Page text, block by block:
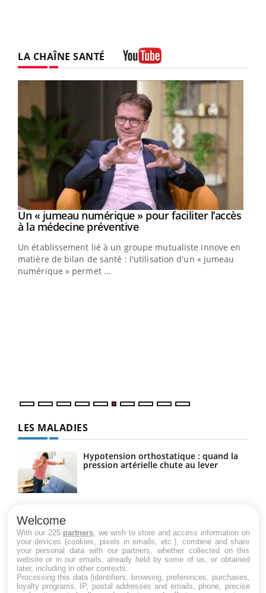
LA CHAÎNE SANTÉ
Youtube
Un « jumeau numérique » pour faciliter l’accès
à la médecine préventiveYoutube
Un établissement lié à un groupe mutualiste innove en
matière de bilan de santé : l'utilisation d'un « jumeau
numérique » permet ...
LES MALADIES
Hypotension orthostatique : quand la
pression artérielle chute au lever
Maladie de Charcot (Sclérose latérale
amyotrophique)
Welcome
With our 225 partners , we wish to store and access information on
your devices (cookies, pixels in emails, etc.), combine and share
your personal data with our partners, whether collected on this
website or in our emails, already held by some of us, or obtained
later, including in other contexts.
Processing this data (identifiers, browsing, preferences, purchases,
loyalty programs, IP, postal addresses and emails, phone, precise